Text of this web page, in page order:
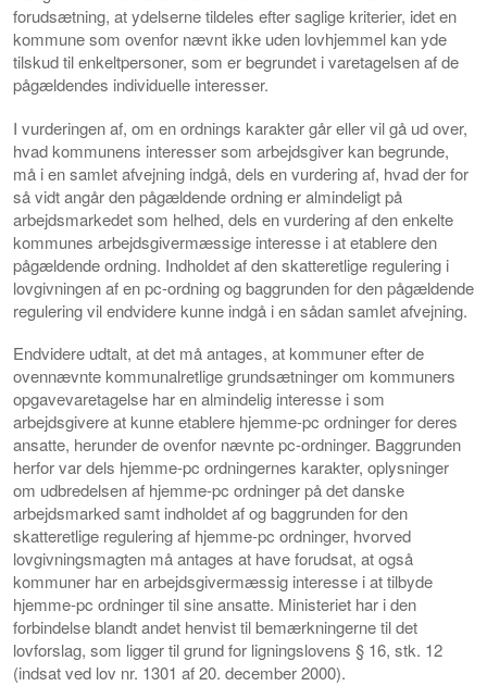
forudsætning, at ydelserne tildeles efter saglige kriterier, idet en
kommune som ovenfor nævnt ikke uden lovhjemmel kan yde
tilskud til enkeltpersoner, som er begrundet i varetagelsen af de
pågældendes individuelle interesser.
I vurderingen af, om en ordnings karakter går eller vil gå ud over,
hvad kommunens interesser som arbejdsgiver kan begrunde,
må i en samlet afvejning indgå, dels en vurdering af, hvad der for
så vidt angår den pågældende ordning er almindeligt på
arbejdsmarkedet som helhed, dels en vurdering af den enkelte
kommunes arbejdsgivermæssige interesse i at etablere den
pågældende ordning. Indholdet af den skatteretlige regulering i
lovgivningen af en pc-ordning og baggrunden for den pågældende
regulering vil endvidere kunne indgå i en sådan samlet afvejning.
Endvidere udtalt, at det må antages, at kommuner efter de
ovennævnte kommunalretlige grundsætninger om kommuners
opgavevaretagelse har en almindelig interesse i som
arbejdsgivere at kunne etablere hjemme-pc ordninger for deres
ansatte, herunder de ovenfor nævnte pc-ordninger. Baggrunden
herfor var dels hjemme-pc ordningernes karakter, oplysninger
om udbredelsen af hjemme-pc ordninger på det danske
arbejdsmarked samt indholdet af og baggrunden for den
skatteretlige regulering af hjemme-pc ordninger, hvorved
lovgivningsmagten må antages at have forudsat, at også
kommuner har en arbejdsgivermæssig interesse i at tilbyde
hjemme-pc ordninger til sine ansatte. Ministeriet har i den
forbindelse blandt andet henvist til bemærkningerne til det
lovforslag, som ligger til grund for ligningslovens § 16, stk. 12
(indsat ved lov nr. 1301 af 20. december 2000).